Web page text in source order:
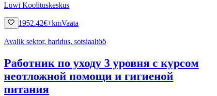
Luwi Koolituskeskus
1952.42€+kmVaata
Avalik sektor, haridus, sotsiaaltöö
Работник по уходу 3 уровня с курсом
неотложной помощи и гигиеной
питания